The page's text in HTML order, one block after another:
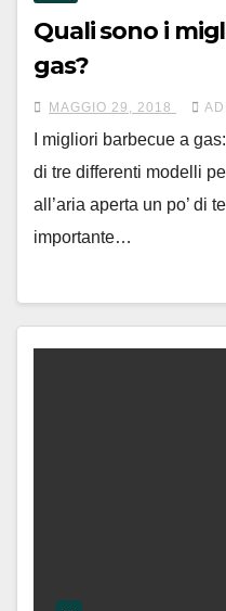
Quali sono i
gas?
MAGGIO 29, 2018
I migliori barbecue a
di tre differenti modelli
all’aria aperta un po’ di
importante…